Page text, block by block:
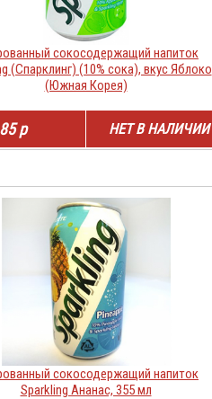
сокосодержащий напиток
(Спарклинг) (10% сока), вкус Яблоко
(Южная Корея)
85 р НЕТ В НАЛИЧИИ
сокосодержащий напиток
Sparkling Ананас, 355 мл